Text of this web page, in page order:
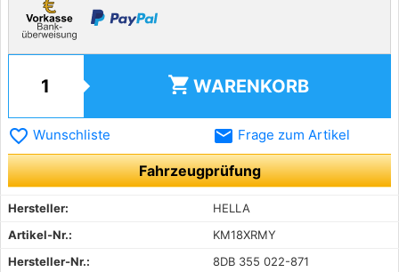
shopping_cart WARENKORB
favorite_border Wunschliste email Frage zum Artikel
Fahrzeugprüfung
Hersteller:
HELLA
Artikel-Nr.:
KM18XRMY
Hersteller-Nr.:
8DB 355 022-871